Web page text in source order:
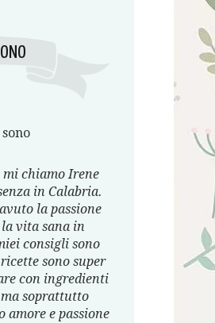
mi chiamo Irene
in Calabria.
la passione
vita sana in
consigli sono
sono super
con ingredienti
soprattutto
amore e passione